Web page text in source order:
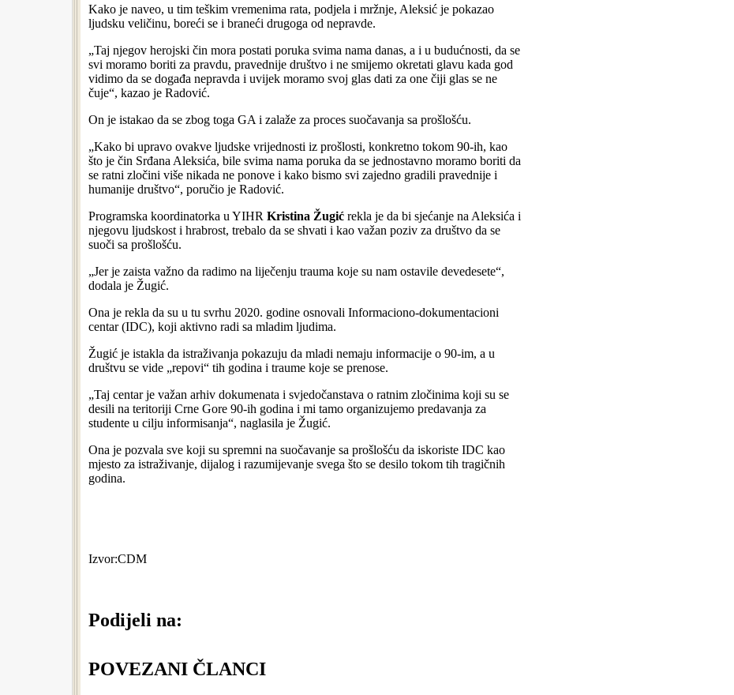
Kako je naveo, u tim teškim vremenima rata, podjela i mržnje, Aleksić je pokazao
ljudsku veličinu, boreći se i braneći drugoga od nepravde.
„Taj njegov herojski čin mora postati poruka svima nama danas, a i u budućnosti, da se
svi moramo boriti za pravdu, pravednije društvo i ne smijemo okretati glavu kada god
vidimo da se događa nepravda i uvijek moramo svoj glas dati za one čiji glas se ne
čuje“, kazao je Radović.
On je istakao da se zbog toga GA i zalaže za proces suočavanja sa prošlošću.
„Kako bi upravo ovakve ljudske vrijednosti iz prošlosti, konkretno tokom 90-ih, kao
što je čin Srđana Aleksića, bile svima nama poruka da se jednostavno moramo boriti da
se ratni zločini više nikada ne ponove i kako bismo svi zajedno gradili pravednije i
humanije društvo“, poručio je Radović.
Programska koordinatorka u YIHR Kristina Žugić rekla je da bi sjećanje na Aleksića i
njegovu ljudskost i hrabrost, trebalo da se shvati i kao važan poziv za društvo da se
suoči sa prošlošću.
„Jer je zaista važno da radimo na liječenju trauma koje su nam ostavile devedesete“,
dodala je Žugić.
Ona je rekla da su u tu svrhu 2020. godine osnovali Informaciono-dokumentacioni
centar (IDC), koji aktivno radi sa mladim ljudima.
Žugić je istakla da istraživanja pokazuju da mladi nemaju informacije o 90-im, a u
društvu se vide „repovi“ tih godina i traume koje se prenose.
„Taj centar je važan arhiv dokumenata i svjedočanstava o ratnim zločinima koji su se
desili na teritoriji Crne Gore 90-ih godina i mi tamo organizujemo predavanja za
studente u cilju informisanja“, naglasila je Žugić.
Ona je pozvala sve koji su spremni na suočavanje sa prošlošću da iskoriste IDC kao
mjesto za istraživanje, dijalog i razumijevanje svega što se desilo tokom tih tragičnih
godina.
Izvor:CDM
Podijeli na:
POVEZANI ČLANCI